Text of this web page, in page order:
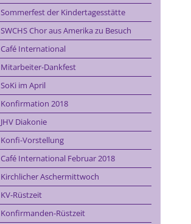
Sommerfest der Kindertagesstätte
SWCHS Chor aus Amerika zu Besuch
Café International
Mitarbeiter-Dankfest
SoKi im April
Konfirmation 2018
JHV Diakonie
Konfi-Vorstellung
Café International Februar 2018
Kirchlicher Aschermittwoch
KV-Rüstzeit
Konfirmanden-Rüstzeit